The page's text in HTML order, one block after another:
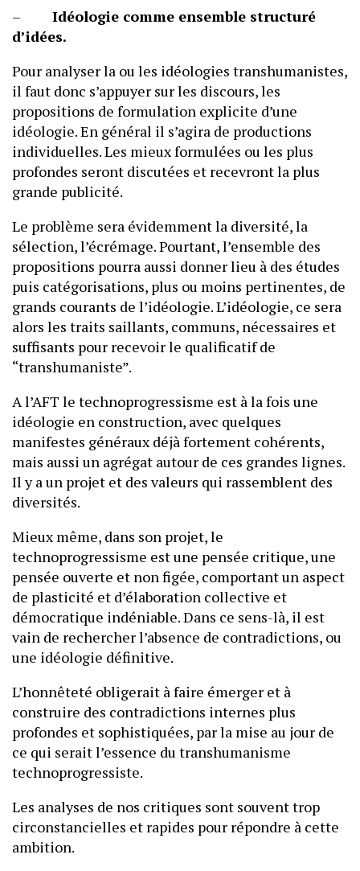
– Idéologie comme ensemble structuré
d’idées.
Pour analyser la ou les idéologies transhumanistes,
il faut donc s’appuyer sur les discours, les
propositions de formulation explicite d’une
idéologie. En général il s’agira de productions
individuelles. Les mieux formulées ou les plus
profondes seront discutées et recevront la plus
grande publicité.
Le problème sera évidemment la diversité, la
sélection, l’écrémage. Pourtant, l’ensemble des
propositions pourra aussi donner lieu à des études
puis catégorisations, plus ou moins pertinentes, de
grands courants de l’idéologie. L’idéologie, ce sera
alors les traits saillants, communs, nécessaires et
suffisants pour recevoir le qualificatif de
“transhumaniste”.
A l’AFT le technoprogressisme est à la fois une
idéologie en construction, avec quelques
manifestes généraux déjà fortement cohérents,
mais aussi un agrégat autour de ces grandes lignes.
Il y a un projet et des valeurs qui rassemblent des
diversités.
Mieux même, dans son projet, le
technoprogressisme est une pensée critique, une
pensée ouverte et non figée, comportant un aspect
de plasticité et d’élaboration collective et
démocratique indéniable. Dans ce sens-là, il est
vain de rechercher l’absence de contradictions, ou
une idéologie définitive.
L’honnêteté obligerait à faire émerger et à
construire des contradictions internes plus
profondes et sophistiquées, par la mise au jour de
ce qui serait l’essence du transhumanisme
technoprogressiste.
Les analyses de nos critiques sont souvent trop
circonstancielles et rapides pour répondre à cette
ambition.